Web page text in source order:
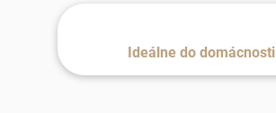
Ideálne do domácnosti